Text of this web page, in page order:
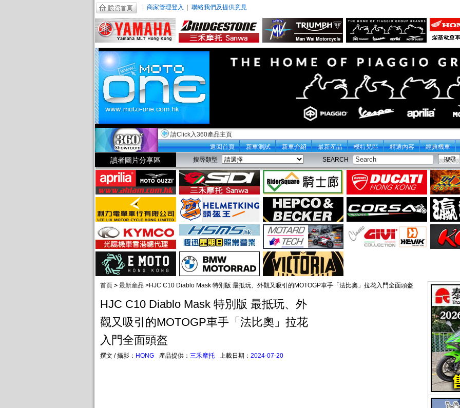
商家管理登入 聯絡我們及提供意見
請Click入360產品主頁
返回首頁
新車測試 新車介紹 最新産品 模特兒區 精選內容 經典機車
讀者圖片分享區 搜尋類型 SEARCH
首頁 > 最新産品 >HJC C10 Diablo Mask 特別版 最抵玩、外觀又吸引的MOTOGP車手「法比奧」拉花入門全面頭盔
HJC C10 Diablo Mask 特別版 最抵玩、外
觀又吸引的MOTOGP車手「法比奧」拉花
入門全面頭盔
撰文 / 攝影： HONG 產品提供： 三禾摩托 上載日期： 2024-07-20